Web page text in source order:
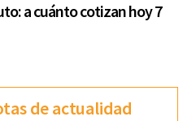
a cuánto cotizan hoy 7
de actualidad